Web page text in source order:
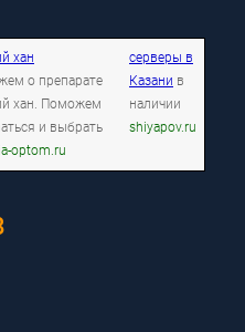
хан
о препарате
хан. Поможем
и выбрать
optom.ru
серверы в
Казани в
наличии
shiyapov.ru